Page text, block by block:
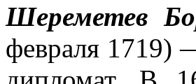
Шереметев
февраля 1719)